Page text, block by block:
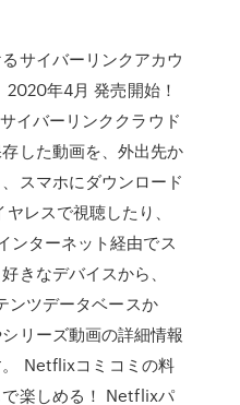
サイバーリンクアカウ
年4月 発売開始！
イバーリンククラウド
した動画を、外出先か
スマホにダウンロード
レスで視聴したり、
ンターネット経由でス
きなデバイスから、
ンツデータベースか
リーズ動画の詳細情報
Netflixコミコミの料
楽しめる！ Netflixパ